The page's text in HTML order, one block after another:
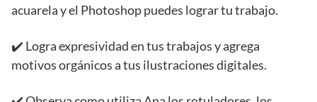
acuarela y el Photoshop puedes lograr tu trabajo.
✔️ Logra expresividad en tus trabajos y agrega
motivos orgánicos a tus ilustraciones digitales.